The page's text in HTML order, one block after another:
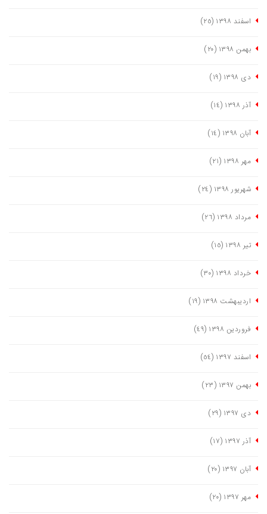
اسفند ١٣٩٨ (٢٥)
بهمن ١٣٩٨ (٢٠)
دی ١٣٩٨ (١٩)
آذر ١٣٩٨ (١٤)
آبان ١٣٩٨ (١٤)
مهر ١٣٩٨ (٢١)
شهریور ١٣٩٨ (٢٤)
مرداد ١٣٩٨ (٢٦)
تیر ١٣٩٨ (١٥)
خرداد ١٣٩٨ (٣٠)
اردیبهشت ١٣٩٨ (١٩)
فروردین ١٣٩٨ (٤٩)
اسفند ١٣٩٧ (٥٤)
بهمن ١٣٩٧ (٢٣)
دی ١٣٩٧ (٢٩)
آذر ١٣٩٧ (١٧)
آبان ١٣٩٧ (٢٠)
مهر ١٣٩٧ (٢٠)